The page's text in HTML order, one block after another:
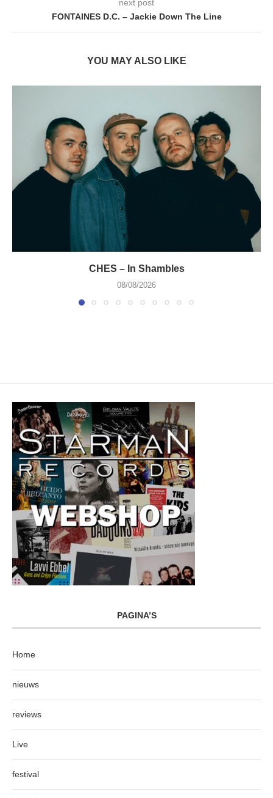
next post
FONTAINES D.C. – Jackie Down The Line
YOU MAY ALSO LIKE
CHES – In Shambles
08/08/2026
PAGINA’S
Home
nieuws
reviews
Live
festival